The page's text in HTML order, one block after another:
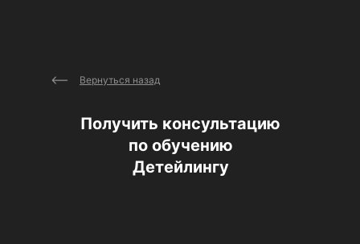
Получить консультацию
по обучению
Детейлингу
Вернуться назад